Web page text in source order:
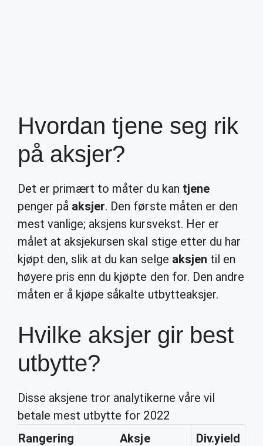
Hvordan tjene seg rik
på aksjer?
Det er primært to måter du kan tjene
penger på aksjer. Den første måten er den
mest vanlige; aksjens kursvekst. Her er
målet at aksjekursen skal stige etter du har
kjøpt den, slik at du kan selge aksjen til en
høyere pris enn du kjøpte den for. Den andre
måten er å kjøpe såkalte utbytteaksjer.
Hvilke aksjer gir best
utbytte?
Disse aksjene tror analytikerne våre vil
betale mest utbytte for 2022
Rangering
Aksje Div.yield